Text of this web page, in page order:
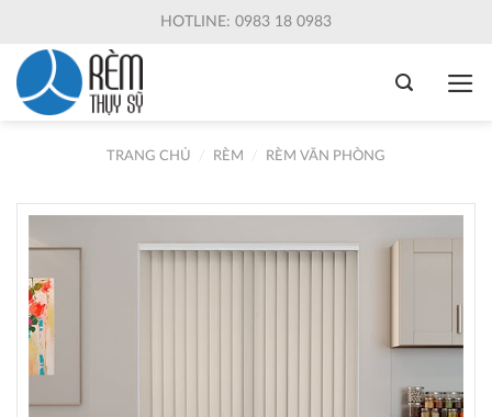
content
HOTLINE: 0983 18 0983
TRANG CHỦ RÈM RÈM VĂN PHÒNG